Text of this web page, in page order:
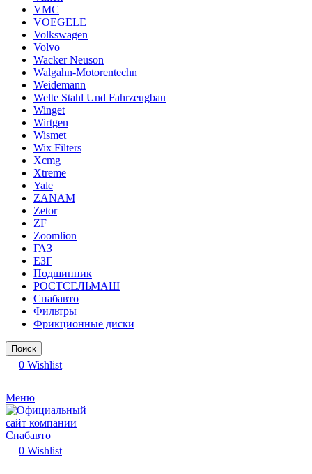
VMC
VOEGELE
Volkswagen
Volvo
Wacker Neuson
Walgahn-Motorentechn
Weidemann
Welte Stahl Und Fahrzeugbau
Winget
Wirtgen
Wismet
Wix Filters
Xcmg
Xtreme
Yale
ZANAM
Zetor
ZF
Zoomlion
ГАЗ
ЕЗГ
Подшипник
РОСТСЕЛЬМАШ
Снабавто
Фильтры
Фрикционные диски
Поиск
0 Wishlist
Меню
0 Wishlist